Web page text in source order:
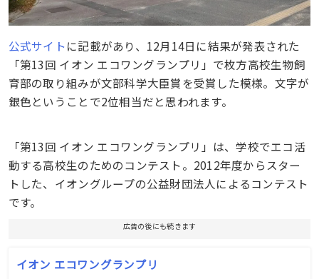
公式サイト に記載があり、12月14日に結果が発表された
「第13回 イオン エコワングランプリ」で枚方高校生物飼
育部の取り組みが文部科学大臣賞を受賞した模様。文字が
銀色ということで2位相当だと思われます。
「第13回 イオン エコワングランプリ」は、学校でエコ活
動する高校生のためのコンテスト。2012年度からスター
トした、イオングループの公益財団法人によるコンテスト
です。
広告の後にも続きます
イオン エコワングランプリ